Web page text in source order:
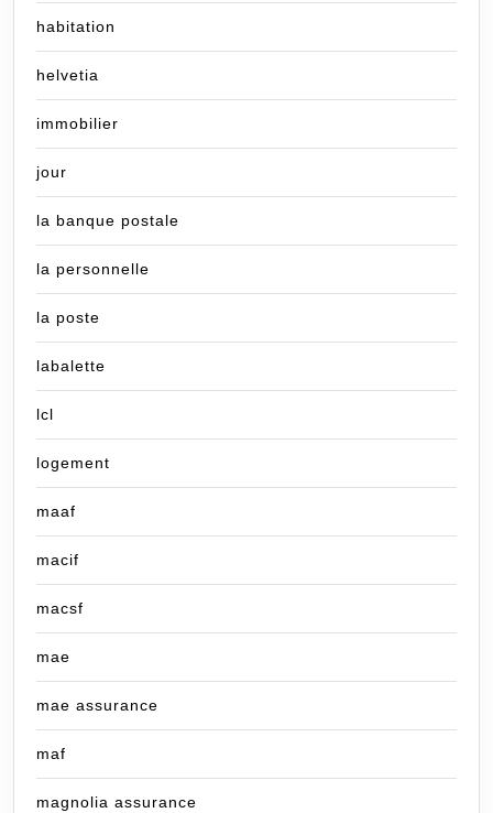
habitation
helvetia
immobilier
jour
la banque postale
la personnelle
la poste
labalette
lcl
logement
maaf
macif
macsf
mae
mae assurance
maf
magnolia assurance